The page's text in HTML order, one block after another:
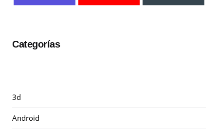
Categorías
3d
Android